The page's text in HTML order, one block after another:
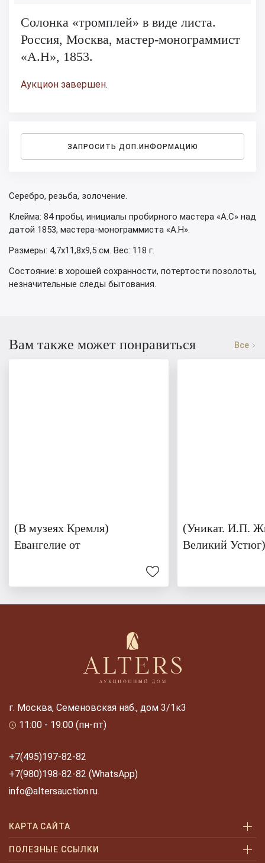
Солонка «тромплей» в виде листа.
Россия, Москва, мастер-монограммист
«А.Н», 1853.
Аукцион завершен.
ЗАПРОСИТЬ ДОП.ИНФОРМАЦИЮ
Серебро, резьба, золочение.
Клейма: 84 пробы, инициалы пробирного мастера «А.С» над
датой 1853, мастера-монограммиста «А.Н».
Размеры: 4,7х11,8х9,5 см. Вес: 118 г.
Состояние: в хорошей сохранности, потертости позолоты,
незначительные следы бытования.
Вам также может понравиться Все
(В музеях Кремля)
Евангелие от
(Уникат. И.П.
Великий Устюг)
г. Москва, Семеновская наб., дом 3/1к3
11:00 - 19:00 (пн-пт)
+7(495)197-82-82
+7(980)198-82-82 (WhatsApp)
info@altersauction.ru
КАРТА САЙТА
Аукционы
ПОЛЕЗНЫЕ ССЫЛКИ